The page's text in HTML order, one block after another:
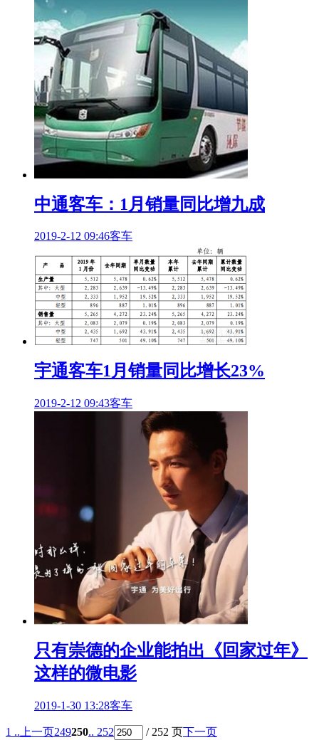
中通客车：1月销量同比增九成
2019-2-12 09:46客车
宇通客车1月销量同比增长23%
2019-2-12 09:43客车
只有崇德的企业能拍出《回家过年》
这样的微电影
2019-1-30 13:28客车
1 .. 上一页249250.. 252 / 252 页下一页